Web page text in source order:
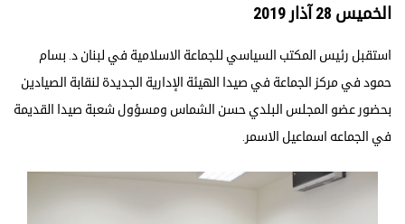
الخميس 28 آذار 2019
استقبل رئيس المكتب السياسي للجماعة الاسلامية في لبنان د. بسام
حمود في مركز الجماعة في صيدا الهيئة الإدارية الجديدة لنقابة الصيادين
بحضور عضو المجلس البلدي حسن الشماس ومسؤول شعبة صيدا القديمة
في الجماعه اسماعيل الاسمر.